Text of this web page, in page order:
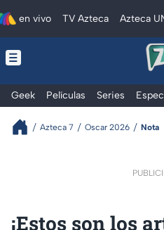
en vivo TV Azteca Azteca
Geek Películas Series
Azteca 7 Oscar 2026 Nota
¡Estos son los